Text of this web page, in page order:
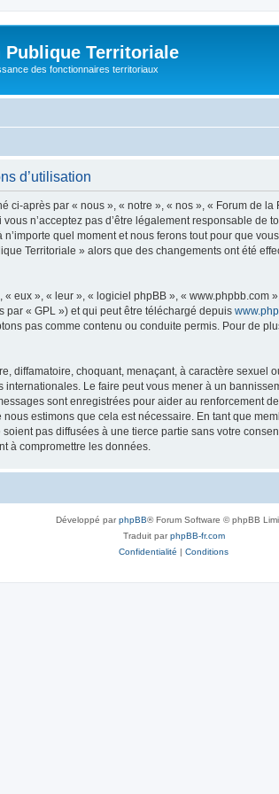
Publique Territoriale
des fonctionnaires territoriaux
d’utilisation
ci-après par « nous », « notre », « nos », « Forum de
n’acceptez pas d’être légalement responsable de
quel moment et nous ferons tout pour que
Territoriale » alors que des changements ont été
eux », « leur », « logiciel phpBB », «
par « GPL ») et qui peut être téléchargé depuis
pas comme contenu ou conduite permis. Pour de
diffamatoire, choquant, menaçant, à caractère sexuel
Le faire peut vous mener à un
sont enregistrées pour aider au renforcement
estimons que cela est nécessaire. En tant que
pas diffusées à une tierce partie sans votre
à compromettre les données.
Développé parphpBB® Forum Software © phpBB
Traduit parphpBB-fr.com
Confidentialité | Conditions